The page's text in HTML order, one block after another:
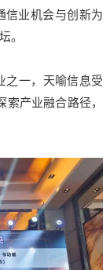
信业机会与创新为
。
之一，天喻信息受
产业融合路径，